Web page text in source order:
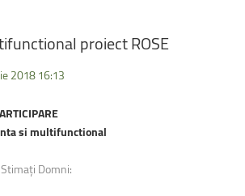
proiectROSE
2018 16:13
si multifunctional
Domni: